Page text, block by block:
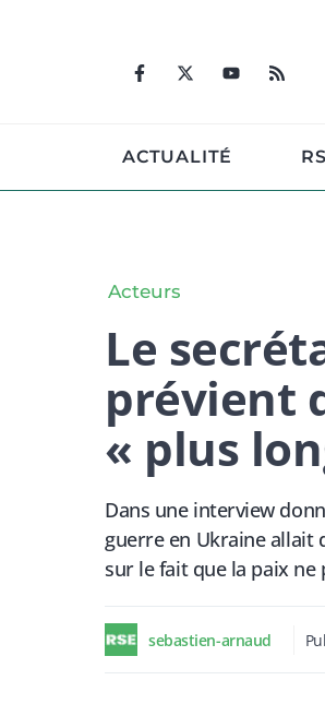
ACTUALITÉ
Acteurs
Le
prévient
« plus
Dans une interview
guerre en Ukraine allait
sur le fait que la paix ne
sebastien-arnaud